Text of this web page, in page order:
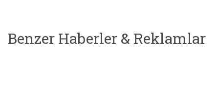
Benzer Haberler & Reklamlar